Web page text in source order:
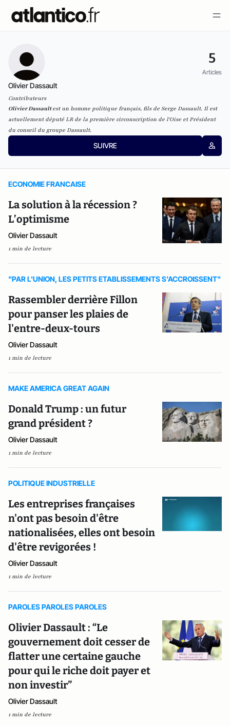
5
Articles
Olivier Dassault
Contributeurs
Olivier Dassaultest un homme politique français, fils de Serge Dassault. Il est
actuellement député LR de la première circonscription de l'Oise et Président
du conseil du groupe Dassault.
SUIVRE
ECONOMIE FRANCAISE
La solution à la récession ?
L’optimisme
Olivier Dassault
1 min de lecture
"PAR L'UNION, LES PETITS ETABLISSEMENTS S’ACCROISSENT"
Rassembler derrière Fillon
pour panser les plaies de
l'entre-deux-tours
Olivier Dassault
1 min de lecture
MAKE AMERICA GREAT AGAIN
Donald Trump : un futur
grand président ?
Olivier Dassault
1 min de lecture
POLITIQUE INDUSTRIELLE
Les entreprises françaises
n'ont pas besoin d'être
nationalisées, elles ont besoin
d'être revigorées !
Olivier Dassault
1 min de lecture
PAROLES PAROLES PAROLES
Olivier Dassault : “Le
gouvernement doit cesser de
flatter une certaine gauche
pour qui le riche doit payer et
non investir”
Olivier Dassault
1 min de lecture